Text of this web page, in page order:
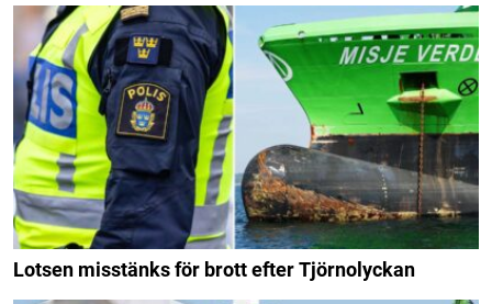
Lotsen misstänks för brott efter Tjörnolyckan